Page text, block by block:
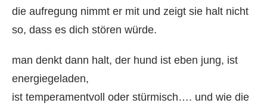
die aufregung nimmt er mit und zeigt sie halt nicht
so, dass es dich stören würde.
man denkt dann halt, der hund ist eben jung, ist
energiegeladen,
ist temperamentvoll oder stürmisch…. und wie die